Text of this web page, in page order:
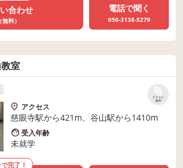
合わせ
（無料）
電話で聞く
050-3138-5279
室
リストに
保存
アクセス
慈眼寺駅から421m、谷山駅から1410m
受入年齢
未就学
完了！